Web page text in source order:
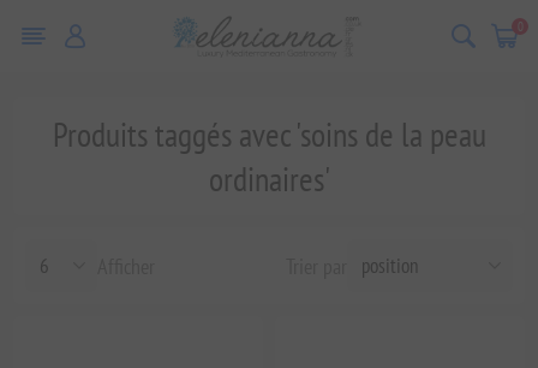
0
Produits taggés avec 'soins de la peau
ordinaires'